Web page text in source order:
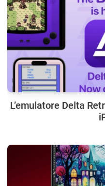
L’emulatore Delta